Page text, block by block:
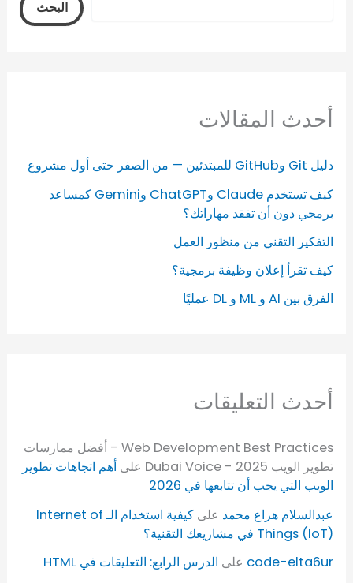
البحث
أحدث المقالات
دليل Git وGitHub للمبتدئين — من الصفر حتى أول مشروع
كيف تستخدم Claude وChatGPT وGemini كمساعد
برمجي دون أن تفقد مهاراتك؟
التفكير التقني من منظور العمل
كيف تقرأ إعلان وظيفة برمجية؟
الفرق بين AI و ML و DL عمليًا
أحدث التعليقات
Web Development Best Practices - أفضل ممارسات
تطوير الويب 2025 - Dubai Voice
علىأهم اتجاهات تطوير
الويب التي يجب أن تتابعها في 2026
عبدالسلام هزاع محمد على
كيفية استخدام الـ Internet of
Things (IoT) في مشاريعك التقنية؟
code-elta6ur على الدرس الرابع: التعليقات في HTML